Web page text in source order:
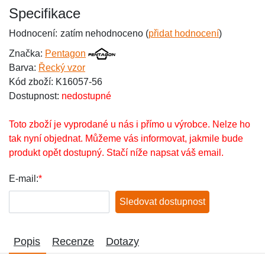
Specifikace
Hodnocení: zatím nehodnoceno (přidat hodnocení)
Značka: Pentagon
Barva: Řecký vzor
Kód zboží: K16057-56
Dostupnost: nedostupné
Toto zboží je vyprodané u nás i přímo u výrobce. Nelze ho
tak nyní objednat. Můžeme vás informovat, jakmile bude
produkt opět dostupný. Stačí níže napsat váš email.
E-mail:*
Sledovat dostupnost
Popis Recenze Dotazy